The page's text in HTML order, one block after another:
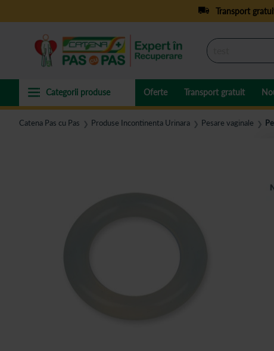
Transport
Oferte Transport gratuit
Catena Pas cu Pas ❯ Produse Incontinenta Urinara ❯ Pesare vaginale ❯